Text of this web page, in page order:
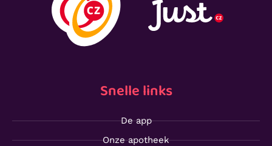
Snelle links
De app
Onze apotheek